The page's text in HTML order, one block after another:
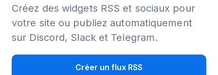
Créez des widgets RSS et sociaux pour
votre site ou publiez automatiquement
sur Discord, Slack et Telegram.
Créer un flux RSS